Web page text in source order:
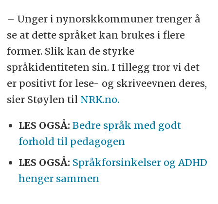
– Unger i nynorskkommuner trenger å
se at dette språket kan brukes i flere
former. Slik kan de styrke
språkidentiteten sin. I tillegg tror vi det
er positivt for lese- og skriveevnen deres,
sier Støylen til NRK.no.
LES OGSÅ: Bedre språk med godt
forhold til pedagogen
LES OGSÅ: Språkforsinkelser og ADHD
henger sammen